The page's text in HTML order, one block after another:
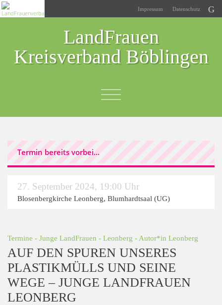
Impressum Datenschutz
LandFrauen
Kreisverband Böblingen
Termin bereits vorbei...
27. September 2024, 19:00 Uhr
Blosenbergkirche Leonberg, Blumhardtsaal (UG)
Termine - Junge LandFrauen - Leonberg - Autor*in Leonberg
AUF DEN SPUREN UNSERES
PLASTIKMÜLLS UND SEINE
WEGE – JUNGE LANDFRAUEN
LEONBERG